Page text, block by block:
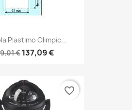
Plastimo Olimpic...
€ 137,09 €
favorite_border